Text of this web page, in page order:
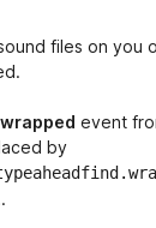
files on you
event
by